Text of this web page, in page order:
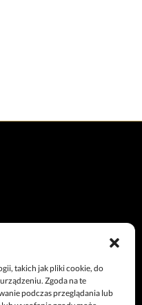
takich jak pliki cookie, do
Zgoda na te
podczas przeglądania lub
telefon
212 25 99